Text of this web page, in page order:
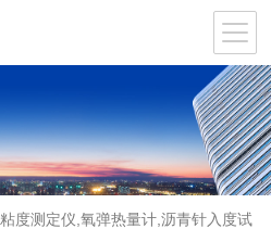
度测定仪,氧弹热量计,沥青针入度试